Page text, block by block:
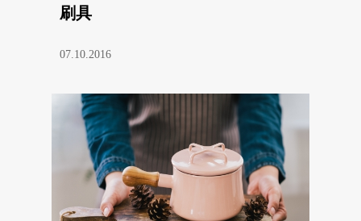
刷具
07.10.2016